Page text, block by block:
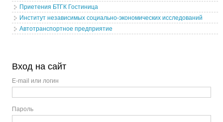
Приетения БТГК Гостиница
Институт независимых социально-экономических исследований
Автотранспортное предприятие
Вход на сайт
E-mail или логин
Пароль